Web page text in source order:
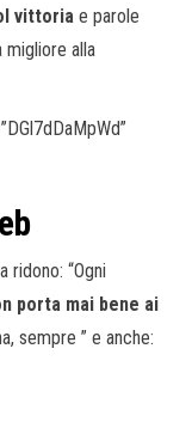
vittoria e parole
migliore alla
“Ogni
porta mai bene ai
sempre ” e anche: